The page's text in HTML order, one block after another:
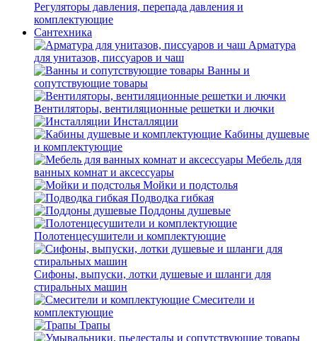
Регуляторы давления, перепада давления и
комплектующие
Сантехника
Арматура
для унитазов, писсуаров и чаш
Ванны и
сопутствующие товары
Вентиляторы, вентиляционные решетки и лючки
Инсталляции
Кабины душевые
и комплектующие
Мебель для
ванных комнат и аксессуары
Мойки и подстолья
Подводка гибкая
Поддоны душевые
Полотенцесушители и комплектующие
Сифоны, выпуски, лотки душевые и шланги для
стиральных машин
Смесители и
комплектующие
Трапы